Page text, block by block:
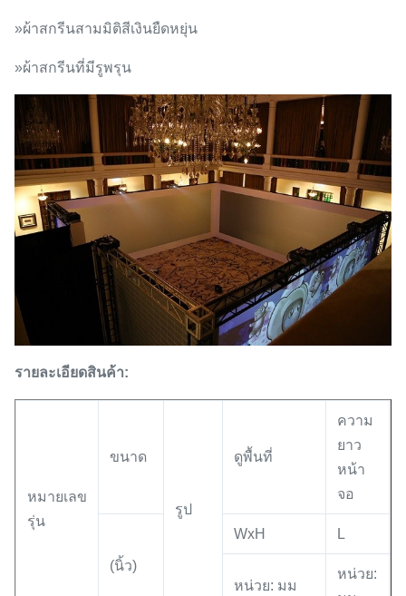
»ผ้าสกรีนสามมิติสีเงินยืดหยุ่น
»ผ้าสกรีนที่มีรูพรุน
รายละเอียดสินค้า:
หมายเลข
รุ่น
ขนาด
รูป
ดูพื้นที่
ความ
ยาว
หน้า
จอ
(นิ้ว)
WxH L
หน่วย: มม
หน่วย: